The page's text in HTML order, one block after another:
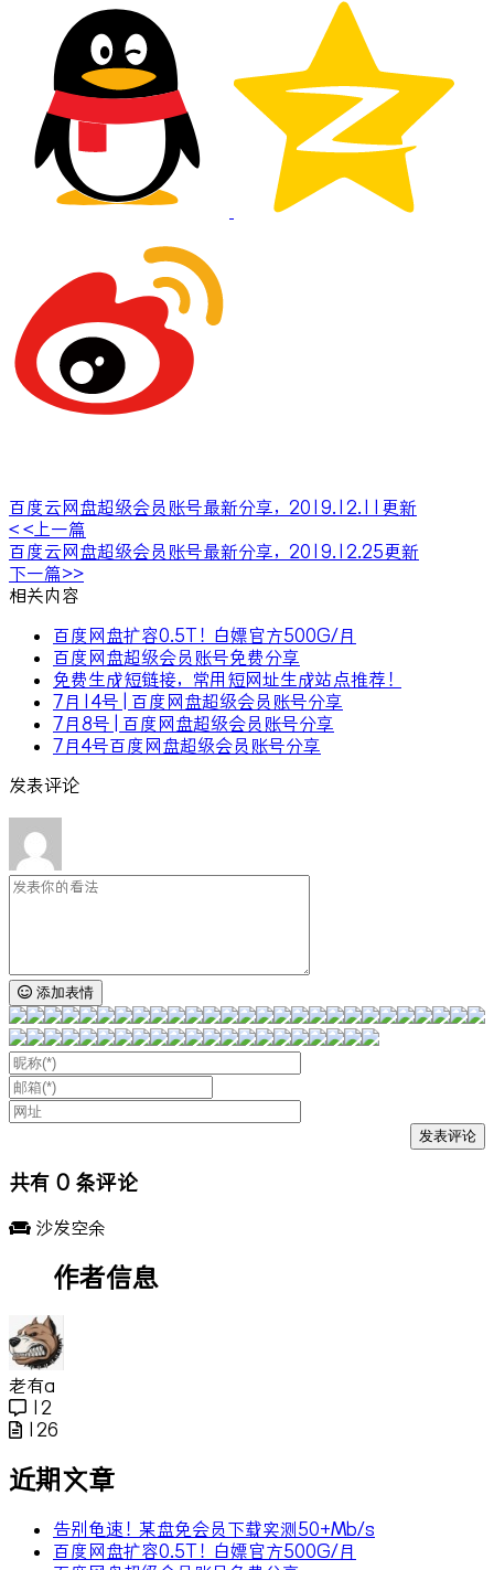
百度云网盘超级会员账号最新分享，2019.12.11更新
< <上一篇
百度云网盘超级会员账号最新分享，2019.12.25更新
下一篇>>
相关内容
百度网盘扩容0.5T！白嫖官方500G/月
百度网盘超级会员账号免费分享
免费生成短链接，常用短网址生成站点推荐！
7月14号 | 百度网盘超级会员账号分享
7月8号 | 百度网盘超级会员账号分享
7月4号百度网盘超级会员账号分享
发表评论
添加表情
共有 0 条评论
沙发空余
作者信息
老有a
12
126
近期文章
告别龟速！某盘免会员下载实测50+Mb/s
百度网盘扩容0.5T！白嫖官方500G/月